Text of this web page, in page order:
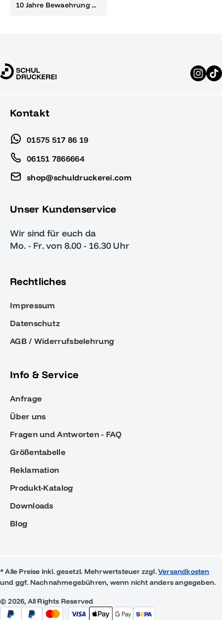
10 Jahre Bewaehrung ...
Kontakt
01575 517 86 19
06151 7866664
shop@schuldruckerei.com
Unser Kundenservice
Wir sind für euch da
Mo. - Fr. von 8.00 - 16.30 Uhr
Rechtliches
Impressum
Datenschutz
AGB / Widerrufsbelehrung
Info & Service
Anfrage
Über uns
Fragen und Antworten - FAQ
Größentabelle
Reklamation
Produkt-Katalog
Downloads
Blog
* Alle Preise inkl. gesetzl. Mehrwertsteuer zzgl.Versandkosten
und ggf. Nachnahmegebühren, wenn nicht anders angegeben.
© 2026, All Rights Reserved